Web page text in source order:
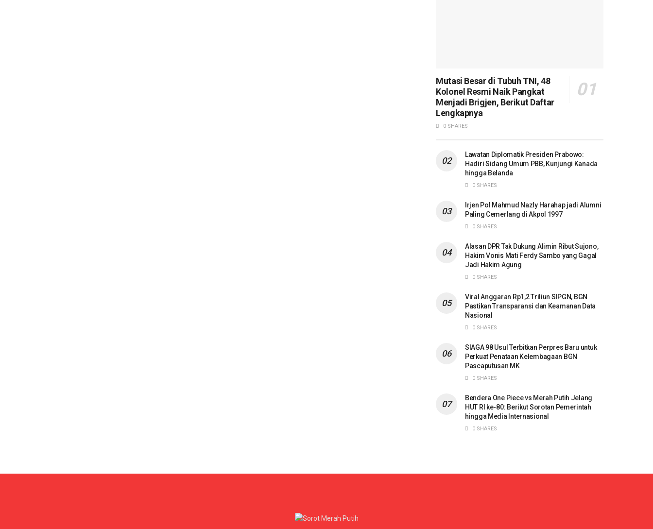
Mutasi Besar di Tubuh TNI, 48
Kolonel Resmi Naik Pangkat
Menjadi Brigjen, Berikut Daftar
Lengkapnya
0 SHARES
Lawatan Diplomatik Presiden Prabowo:
Hadiri Sidang Umum PBB, Kunjungi Kanada
hingga Belanda
0 SHARES
Irjen Pol Mahmud Nazly Harahap jadi Alumni
Paling Cemerlang di Akpol 1997
0 SHARES
Alasan DPR Tak Dukung Alimin Ribut Sujono,
Hakim Vonis Mati Ferdy Sambo yang Gagal
Jadi Hakim Agung
0 SHARES
Viral Anggaran Rp1,2 Triliun SIPGN, BGN
Pastikan Transparansi dan Keamanan Data
Nasional
0 SHARES
SIAGA 98 Usul Terbitkan Perpres Baru untuk
Perkuat Penataan Kelembagaan BGN
Pascaputusan MK
0 SHARES
Bendera One Piece vs Merah Putih Jelang
HUT RI ke-80: Berikut Sorotan Pemerintah
hingga Media Internasional
0 SHARES